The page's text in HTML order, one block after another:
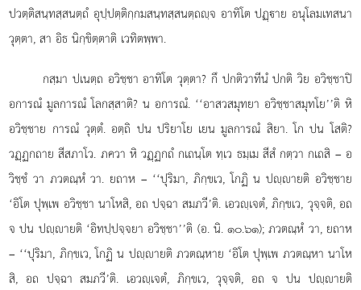
ปวตฺติสนฺทสฺสนตฺถํ อุปฺปตฺติกฺกมสนฺทสฺสนตฺถฺจ อาทิโต ปฏฺาย อนุโลมเทสนา
วุตฺตา, สา อิธ นิกฺขิตฺตาติ เวทิตพฺพา.
กสฺมา ปเนตฺถ อวิชฺชา อาทิโต วุตฺตา? กึ ปกติวาทีนํ ปกติ วิย อวิชฺชาปิ
อการณํ มูลการณํ โลกสฺสาติ? น อการณํ. ‘‘อาสวสมุทยา อวิชฺชาสมุทโย’’ติ หิ
อวิชฺชาย การณํ วุตฺตํ. อตฺถิ ปน ปริยาโย เยน มูลการณํ สิยา. โก ปน โสติ?
วฏฺฏกถาย สีสภาโว. ภควา หิ วฏฺฏกถํ กเถนฺโต ทฺเว ธมฺเม สีสํ กตฺวา กเถสิ – อ
วิชฺชํ วา ภวตณฺหํ วา. ยถาห – ‘‘ปุริมา, ภิกฺขเว, โกฏิ น ปฺายติ อวิชฺชาย
‘อิโต ปุพฺเพ อวิชฺชา นาโหสิ, อถ ปจฺฉา สมภวี’ติ. เอวฺเจตํ, ภิกฺขเว, วุจฺจติ, อถ
จ ปน ปฺายติ ‘อิทปฺปจฺจยา อวิชฺชา’’ติ (อ. นิ. ๑๐.๖๑); ภวตณฺหํ วา, ยถาห
– ‘‘ปุริมา, ภิกฺขเว, โกฏิ น ปฺายติ ภวตณฺหาย ‘อิโต ปุพฺเพ ภวตณฺหา นาโห
สิ, อถ ปจฺฉา สมภวี’ติ. เอวฺเจตํ, ภิกฺขเว, วุจฺจติ, อถ จ ปน ปฺายติ